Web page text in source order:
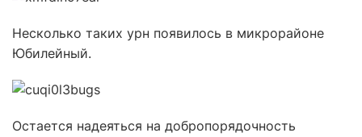
Несколько таких урн появилось в микрорайоне
Юбилейный.
Остается надеяться на добропорядочность